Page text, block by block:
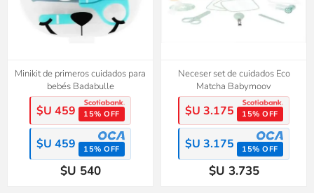
Minikit de primeros cuidados para
bebés Badabulle
$U 459 15% OFF
$U 459 15% OFF
$U 540
Neceser set de cuidados Eco
Matcha Babymoov
$U 3.175 15% OFF
$U 3.175 15% OFF
$U 3.735